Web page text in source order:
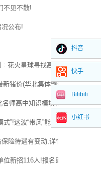
不见不散!
公布!
花火星球寻找高校王者
新猪价(华北集体飘红,猪价继续往
名师高中知识模块精讲系列课程!
”!这波“带风”能力相当强
保险待遇有变动,详情……
新招116人!报名即将开始!
抖音
快手
Bilibili
小红书